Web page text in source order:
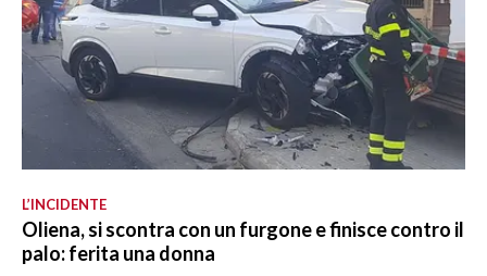
L’INCIDENTE
Oliena, si scontra con un furgone e finisce contro il
palo: ferita una donna